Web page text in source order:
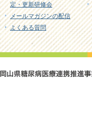
定・更新研修会
メールマガジンの配信
よくある質問